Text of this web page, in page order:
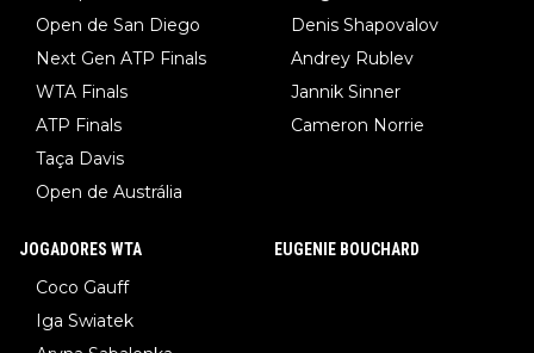
Open de San Diego
Next Gen ATP Finals
WTA Finals
ATP Finals
Taça Davis
Open de Austrália
Denis Shapovalov
Andrey Rublev
Jannik Sinner
Cameron Norrie
JOGADORES WTA
Coco Gauff
Iga Swiatek
EUGENIE BOUCHARD